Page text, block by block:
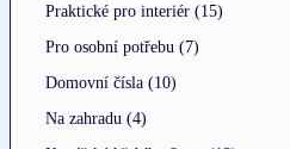
Praktické pro interiér (15)
Pro osobní potřebu (7)
Domovní čísla (10)
Na zahradu (4)